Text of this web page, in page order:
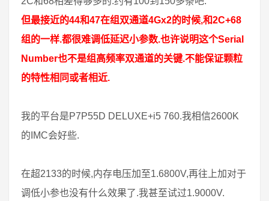
但最接近的44和47在组双通道4Gx2的时候,和2C+68
组的一样.都很难调低延迟小参数.也许说明这个Serial
Number也不是组高频率双通道的关键.不能保证颗粒
的特性相同或者相近.
我的平台是P7P55D DELUXE+i5 760.我相信2600K
的IMC会好些.
在超2133的时候,内存电压加至1.6800V,再往上加对于
调低小参也没有什么效果了.我甚至试过1.9000V.